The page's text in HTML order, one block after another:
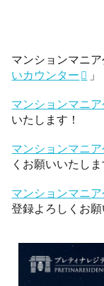
マンションマニ
いカウンター
」
マンションマニ
いたします！
マンションマニ
くお願いいたしま
マンションマニ
登録よろしくお願